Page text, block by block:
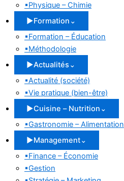
▪Physique – Chimie
▶Formation ⌄
▪Formation – Éducation
▪Méthodologie
▶Actualités ⌄
▪Actualité (société)
▪Vie pratique (bien-être)
▶Cuisine – Nutrition ⌄
▪Gastronomie – Alimentation
▶Management⌄
▪Finance – Économie
▪Gestion